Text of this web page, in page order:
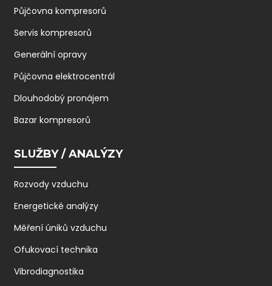
Půjčovna kompresorů
Servis kompresorů
Generální opravy
Půjčovna elektrocentrál
Dlouhodobý pronájem
Bazar kompresorů
SLUŽBY / ANALÝZY
Rozvody vzduchu
Energetické analýzy
Měření úniků vzduchu
Ofukovací technika
Vibrodiagnostika